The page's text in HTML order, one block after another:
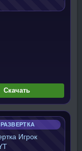
Скачать
РАЗВЕРТКА